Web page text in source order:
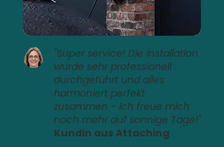
"Super service! Die Installation
wurde sehr professionell
durchgeführt und alles
harmoniert perfekt
zusammen - Ich freue mich
noch mehr auf sonnige Tage!"
Kundin aus Attaching